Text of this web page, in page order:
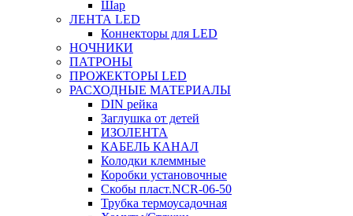
Шар
ЛЕНТА LED
Коннекторы для LED
НОЧНИКИ
ПАТРОНЫ
ПРОЖЕКТОРЫ LED
РАСХОДНЫЕ МАТЕРИАЛЫ
DIN рейка
Заглушка от детей
ИЗОЛЕНТА
КАБЕЛЬ КАНАЛ
Колодки клеммные
Коробки установочные
Скобы пласт.NCR-06-50
Трубка термоусадочная